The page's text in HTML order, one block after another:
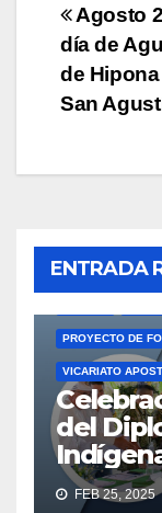
de
Agosto
día de
de
San
ENTRADA
CUIDADORES
PROYECTO DE
VICARIATO
del
FEB 25, 2025
ACTUALIDAD
IGLESIA